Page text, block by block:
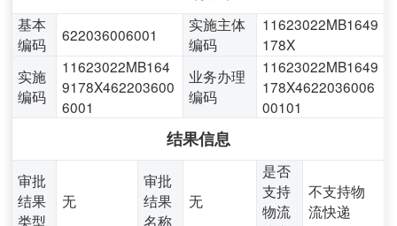
基本
编码
622036006001
实施主体
编码
11623022MB1649
178X
实施
编码
11623022MB164
9178X462203600
6001
业务办理
编码
11623022MB1649
178X4622036006
00101
结果信息
审批
结果
类型
无
审批
结果
名称
无
是否
支持
物流
不支持物
流快递